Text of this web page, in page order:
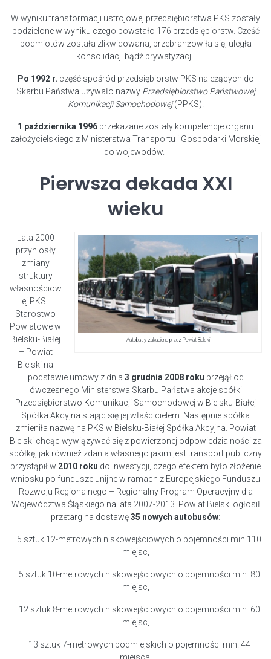
W wyniku transformacji ustrojowej przedsiębiorstwa PKS zostały
podzielone w wyniku czego powstało 176 przedsiębiorstw. Cześć
podmiotów została zlikwidowana, przebranżowiła się, uległa
konsolidacji bądź prywatyzacji.
Po 1992 r. część spośród przedsiębiorstw PKS należących do
Skarbu Państwa używało nazwy Przedsiębiorstwo Państwowej
Komunikacji Samochodowej(PPKS).
1 października 1996 przekazane zostały kompetencje organu
założycielskiego z Ministerstwa Transportu i Gospodarki Morskiej
do wojewodów.
Pierwsza dekada XXI
wieku
Autobusy zakupione przez Powiat Bielski
Lata 2000
przyniosły
zmiany
struktury
własnościow
ej PKS.
Starostwo
Powiatowe w
Bielsku-Białej
– Powiat
Bielski na
podstawie umowy z dnia 3 grudnia 2008 roku przejął od
ówczesnego Ministerstwa Skarbu Państwa akcje spółki
Przedsiębiorstwo Komunikacji Samochodowej w Bielsku-Białej
Spółka Akcyjna stając się jej właścicielem. Następnie spółka
zmieniła nazwę na PKS w Bielsku-Białej Spółka Akcyjna. Powiat
Bielski chcąc wywiązywać się z powierzonej odpowiedzialności za
spółkę, jak również zdania własnego jakim jest transport publiczny
przystąpił w 2010 roku do inwestycji, czego efektem było złożenie
wniosku po fundusze unijne w ramach z Europejskiego Funduszu
Rozwoju Regionalnego – Regionalny Program Operacyjny dla
Województwa Śląskiego na lata 2007-2013. Powiat Bielski ogłosił
przetarg na dostawę35 nowych autobusów:
– 5 sztuk 12-metrowych niskowejściowych o pojemności min.110
miejsc,
– 5 sztuk 10-metrowych niskowejściowych o pojemności min. 80
miejsc,
– 12 sztuk 8-metrowych niskowejściowych o pojemności min. 60
miejsc,
– 13 sztuk 7-metrowych podmiejskich o pojemności min. 44